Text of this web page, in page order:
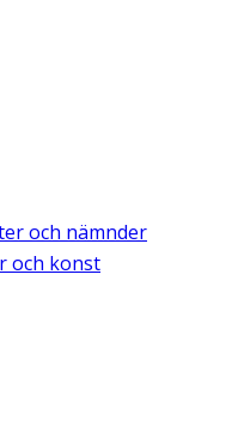
och nämnder
och konst